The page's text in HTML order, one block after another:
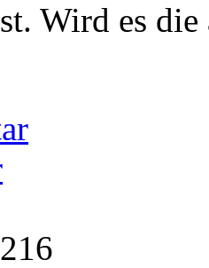
Wird es
216